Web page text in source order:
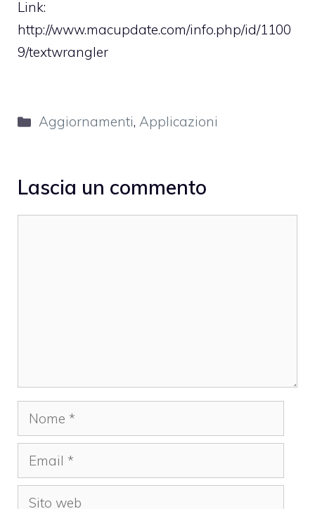
Link:
http://www.macupdate.com/info.php/id/1100
9/textwrangler
Categorie
Aggiornamenti,Applicazioni
Lascia un commento
Nome
Email
Sito